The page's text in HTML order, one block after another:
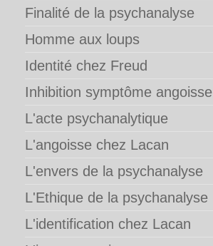
Finalité de la psychanalyse
Homme aux loups
Identité chez Freud
Inhibition symptôme angoisse
L'acte psychanalytique
L'angoisse chez Lacan
L'envers de la psychanalyse
L'Ethique de la psychanalyse
L'identification chez Lacan